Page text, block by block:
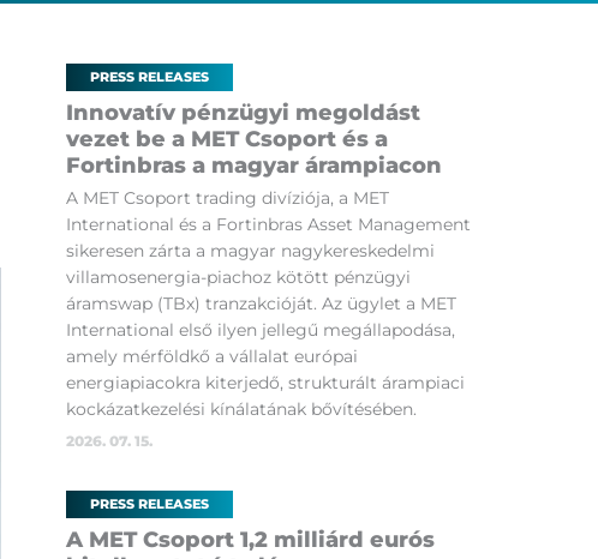
PRESS RELEASES
Innovatív pénzügyi megoldást
vezet be a MET Csoport és a
Fortinbras a magyar árampiacon
A MET Csoport trading divíziója, a MET
International és a Fortinbras Asset Management
sikeresen zárta a magyar nagykereskedelmi
villamosenergia-piachoz kötött pénzügyi
áramswap (TBx) tranzakcióját. Az ügylet a MET
International első ilyen jellegű megállapodása,
amely mérföldkő a vállalat európai
energiapiacokra kiterjedő, strukturált árampiaci
kockázatkezelési kínálatának bővítésében.
2026. 07. 15.
PRESS RELEASES
A MET Csoport 1,2 milliárd eurós